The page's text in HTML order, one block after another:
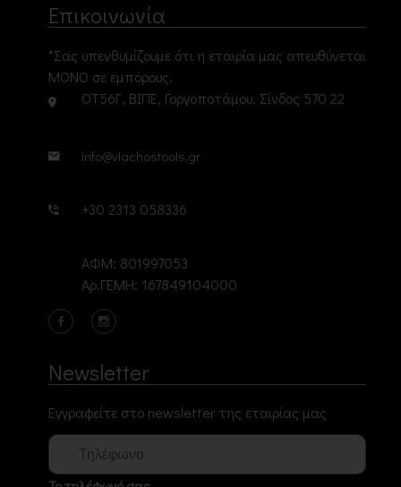
Επικοινωνία
*Σας υπενθυμίζουμε ότι η εταιρία μας απευθύνεται
ΜΟΝΟ σε εμπόρους.
ΟΤ56Γ, ΒΙΠΕ, Γοργοποτάμου, Σίνδος 570 22
info@vlachostools.gr
+30 2313 058336
ΑΦΜ: 801997053
Αρ.ΓΕΜΗ: 167849104000
Newsletter
Εγγραφείτε στο newsletter της εταιρίας μας